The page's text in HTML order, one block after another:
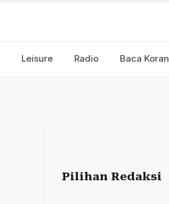
Leisure Radio Baca Koran
Pilihan Redaksi